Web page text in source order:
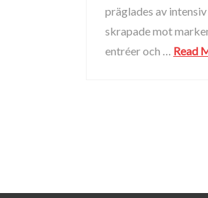
präglades av
skrapade mot
entréer och … Read